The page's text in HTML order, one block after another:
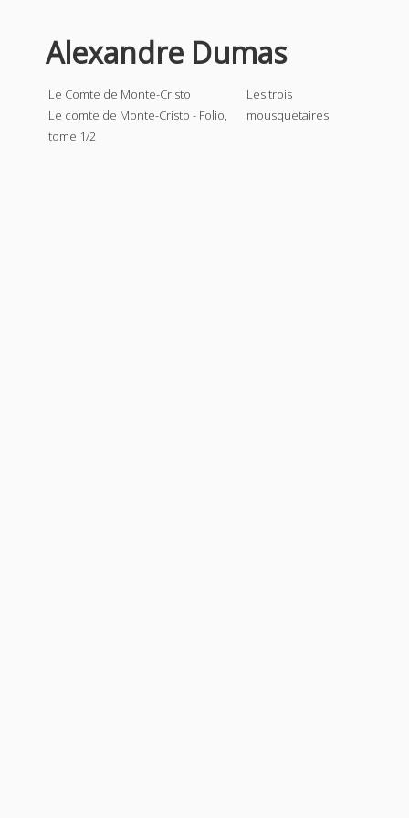
Alexandre Dumas
Le Comte de Monte-Cristo
Le comte de Monte-Cristo - Folio,
tome 1/2
Les trois
mousquetaires